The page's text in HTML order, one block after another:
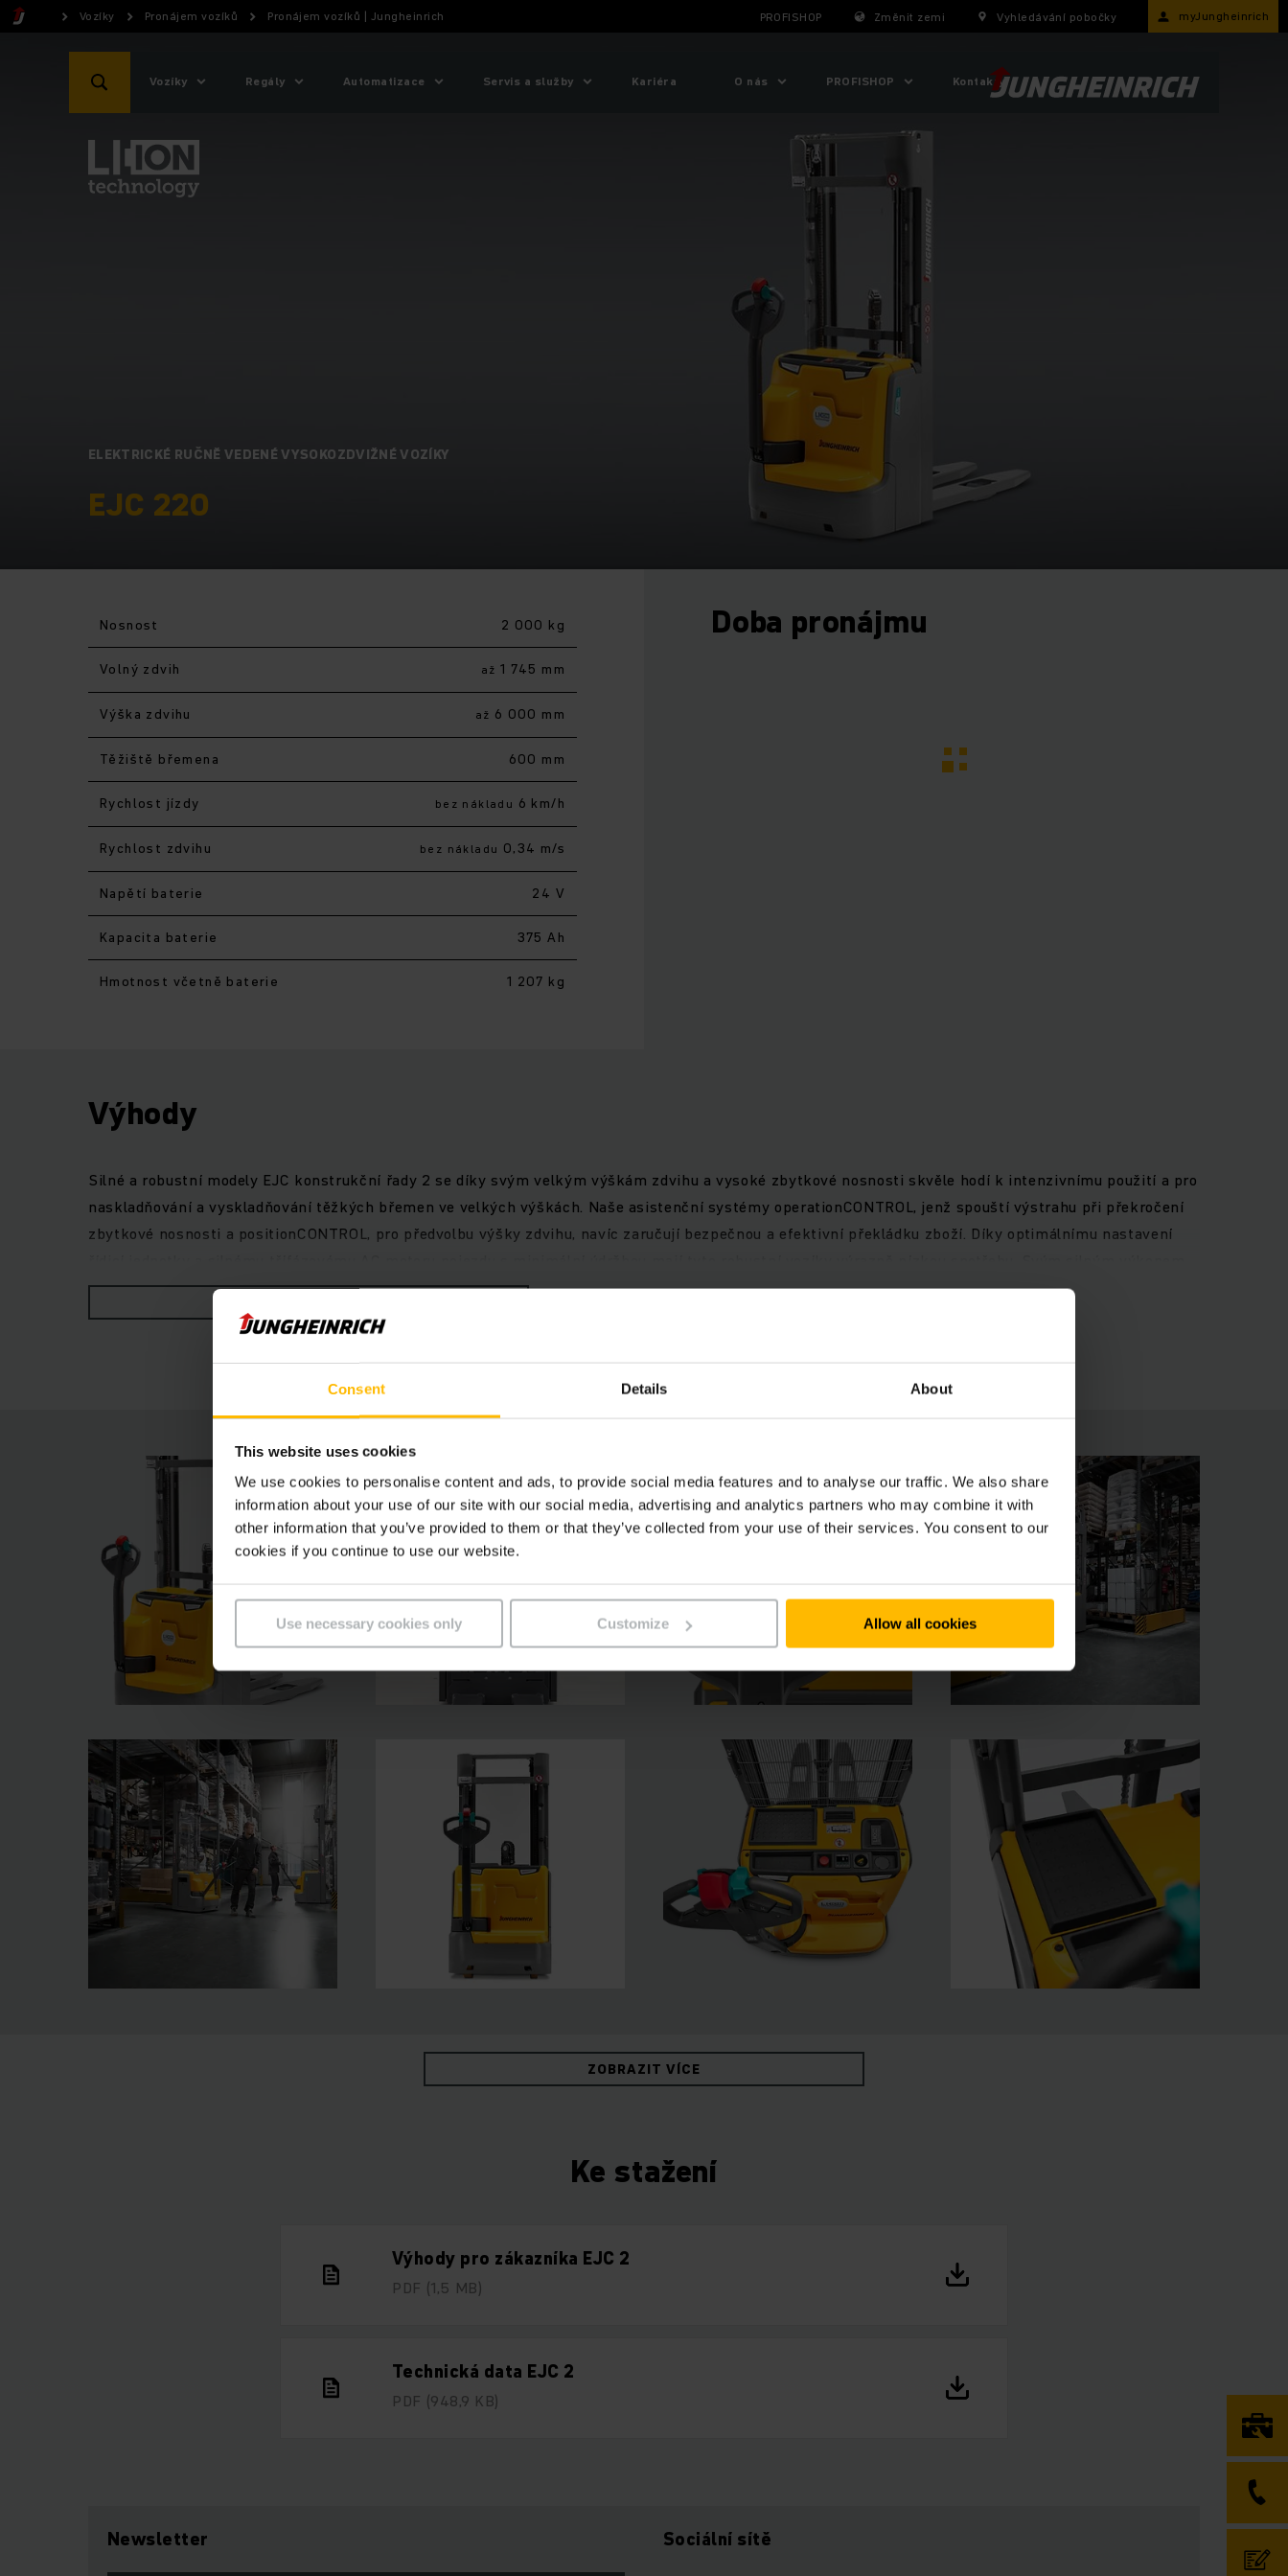
Consent Details About
This website uses cookies
We use cookies to personalise content and ads, to provide social media features and to analyse our traffic. We also share
information about your use of our site with our social media, advertising and analytics partners who may combine it with
other information that you’ve provided to them or that they’ve collected from your use of their services. You consent to our
cookies if you continue to use our website.
Use necessary cookies only Customize Allow all cookies
Vozíky Pronájem vozíků Pronájem vozíků | Jungheinrich PROFISHOP Změnit zemi Vyhledávání pobočky myJungheinrich
Vozíky Regály Automatizace Servis a služby Kariéra O nás PROFISHOP Kontakty
ELEKTRICKÉ RUČNĚ VEDENÉ VYSOKOZDVIŽNÉ VOZÍKY
EJC 220
Nosnost 2 000 kg
Volný zdvih až 1 745 mm
Výška zdvihu až 6 000 mm
Těžiště břemena 600 mm
Rychlost jízdy bez nákladu 6 km/h
Rychlost zdvihu bez nákladu 0,34 m/s
Napětí baterie 24 V
Kapacita baterie 375 Ah
Hmotnost včetně baterie 1 207 kg
Doba pronájmu
Výhody
Silné a robustní modely EJC konstrukční řady 2 se díky svým velkým výškám zdvihu a vysoké zbytkové nosnosti skvěle hodí k intenzivnímu použití a pro
naskladňování a vyskladňování těžkých břemen ve velkých výškách. Naše asistenční systémy operationCONTROL, jenž spouští výstrahu při překročení
zbytkové nosnosti a positionCONTROL, pro předvolbu výšky zdvihu, navíc zaručují bezpečnou a efektivní překládku zboží. Díky optimálnímu nastavení
přesvědčí i motor zdvihu - ten je zároveň velmi tichý a dovoluje mimořádně citlivé a přesné stohování.
ZOBRAZIT VÍCE
Ke stažení
Výhody pro zákazníka EJC 2
PDF (1,5 MB)
Technická data EJC 2
PDF (948,9 KB)
Newsletter Sociální sítě